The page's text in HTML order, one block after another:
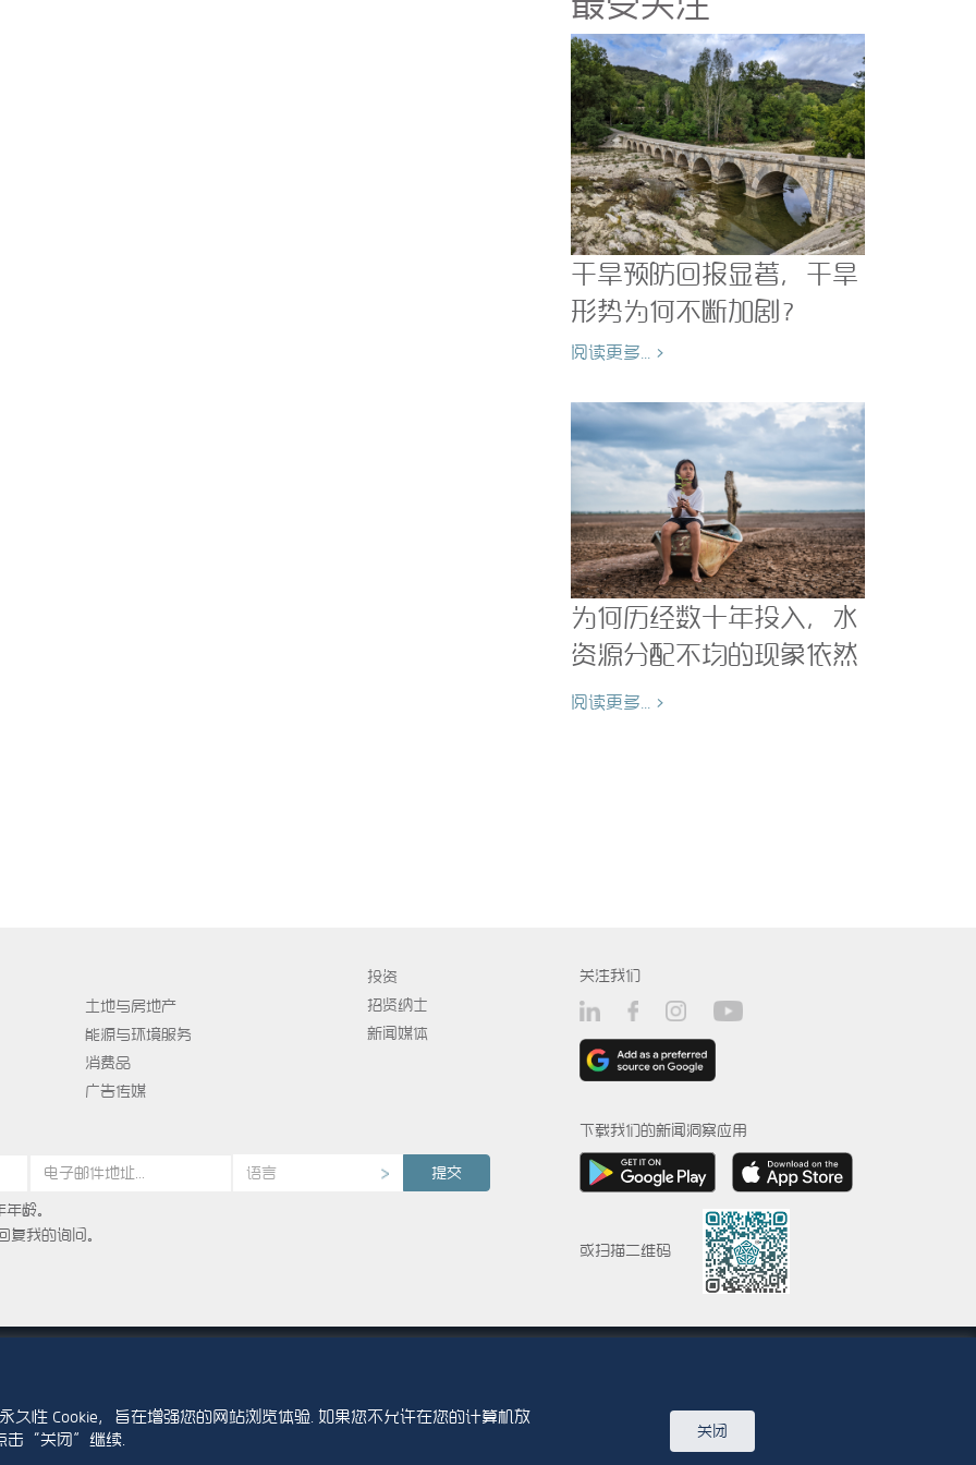
干旱预防回报显著，干旱
形势为何不断加剧？
阅读更多... >
为何历经数十年投入，水
资源分配不均的现象依然
存在？
阅读更多... >
投资
招贤纳士
新闻媒体
土地与房地产
能源与环境服务
消费品
广告传媒
关注我们
语言
龄。
复我的询问。
下载我们的新闻洞察应用
或扫描二维码
访问政策
久性 Cookie，旨在增强您的网站浏览体验. 如果您不允许在您的计算机放
击“关闭”继续.
关闭